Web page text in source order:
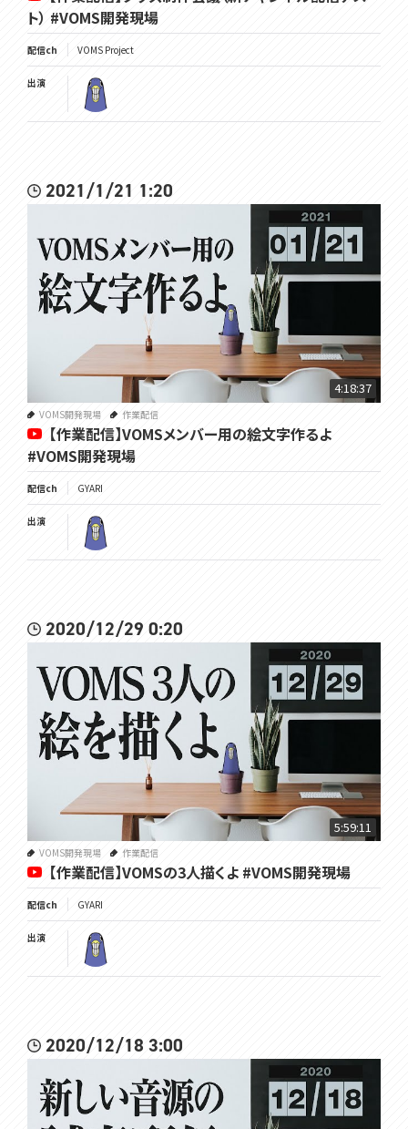
ト） #VOMS開発現場
配信ch VOMS Project
出演
2021/1/21 1:20
4:18:37
VOMS開発現場 作業配信
【作業配信】VOMSメンバー用の絵文字作るよ
#VOMS開発現場
配信ch GYARI
出演
2020/12/29 0:20
5:59:11
VOMS開発現場 作業配信
【作業配信】VOMSの3人描くよ #VOMS開発現場
配信ch GYARI
出演
2020/12/18 3:00